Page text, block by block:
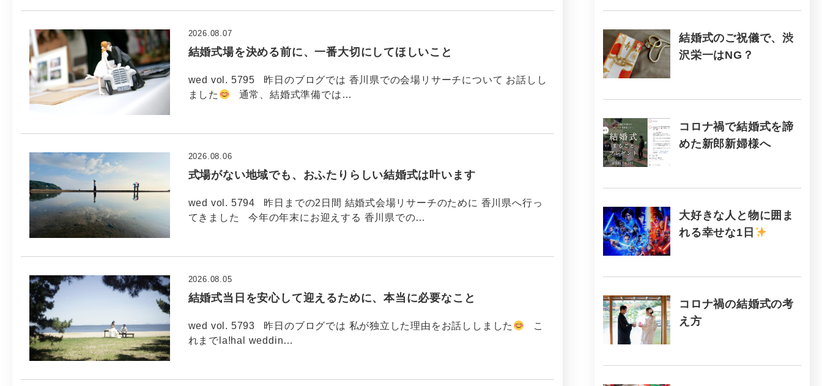
結婚式場を決める前に、一番大切にしてほしいこと
2026.08.07
wed vol. 5795 昨日のブログでは 香川県での会場リサーチについて お話しし
ました
通常、結婚式準備では…
式場がない地域でも、おふたりらしい結婚式は叶います
2026.08.06
wed vol. 5794 昨日までの2日間 結婚式会場リサーチのために 香川県へ行っ
てきました 今年の年末にお迎えする 香川県での…
結婚式当日を安心して迎えるために、本当に必要なこと
2026.08.05
wed vol. 5793 昨日のブログでは 私が独立した理由をお話ししました
こ
れまでla!hal weddin…
結婚式のご祝儀で、渋
沢栄一はNG？
コロナ禍で結婚式を諦
めた新郎新婦様へ
大好きな人と物に囲ま
れる幸せな1日
コロナ禍の結婚式の考
え方